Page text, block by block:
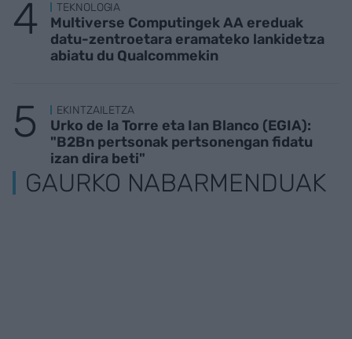
TEKNOLOGIA
Multiverse Computingek AA ereduak
datu-zentroetara eramateko lankidetza
abiatu du Qualcommekin
EKINTZAILETZA
Urko de la Torre eta Ian Blanco (EGIA):
"B2Bn pertsonak pertsonengan fidatu
izan dira beti"
GAURKO NABARMENDUAK